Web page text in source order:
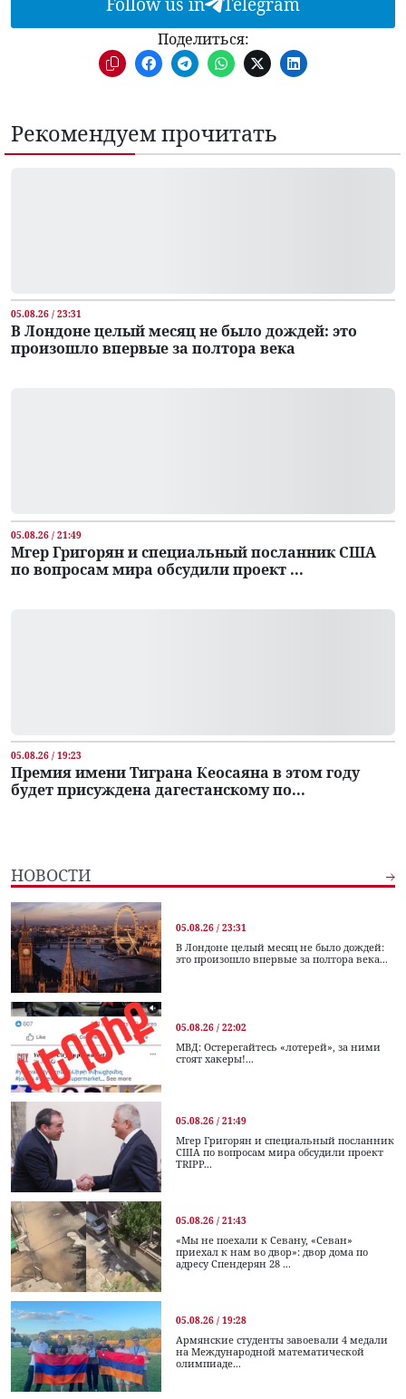
Поделиться:
Рекомендуем прочитать
05.08.26 / 23:31
В Лондоне целый месяц не было дождей: это
произошло впервые за полтора века
05.08.26 / 21:49
Мгер Григорян и специальный посланник США
по вопросам мира обсудили проект ...
05.08.26 / 19:23
Премия имени Тиграна Кеосаяна в этом году
будет присуждена дагестанскому по...
НОВОСТИ
05.08.26 / 23:31
В Лондоне целый месяц не было дождей:
это произошло впервые за полтора века...
05.08.26 / 22:02
МВД: Остерегайтесь «лотерей», за ними
стоят хакеры!...
05.08.26 / 21:49
Мгер Григорян и специальный посланник
США по вопросам мира обсудили проект
TRIPP...
05.08.26 / 21:43
«Мы не поехали к Севану, «Севан»
приехал к нам во двор»: двор дома по
адресу Спендерян 28 ...
05.08.26 / 19:28
Армянские студенты завоевали 4 медали
на Международной математической
олимпиаде...